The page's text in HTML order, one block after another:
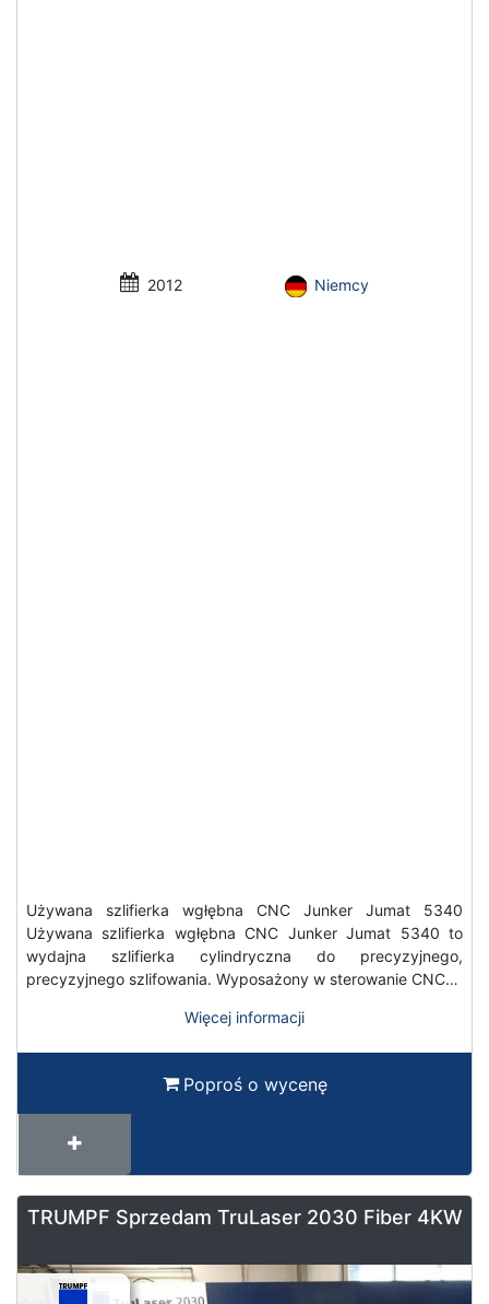
2012 Niemcy
Używana szlifierka wgłębna CNC Junker Jumat 5340
Używana szlifierka wgłębna CNC Junker Jumat 5340 to
wydajna szlifierka cylindryczna do precyzyjnego,
precyzyjnego szlifowania. Wyposażony w sterowanie CNC…
Więcej informacji
Poproś o wycenę
TRUMPF Sprzedam TruLaser 2030 Fiber 4KW